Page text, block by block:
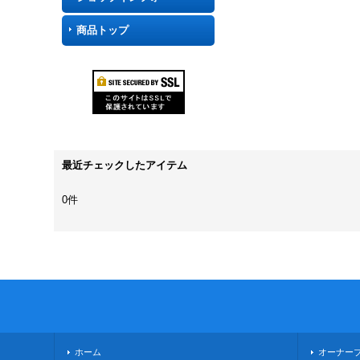
商品トップ
最近チェックしたアイテム
0件
ホーム オーナー